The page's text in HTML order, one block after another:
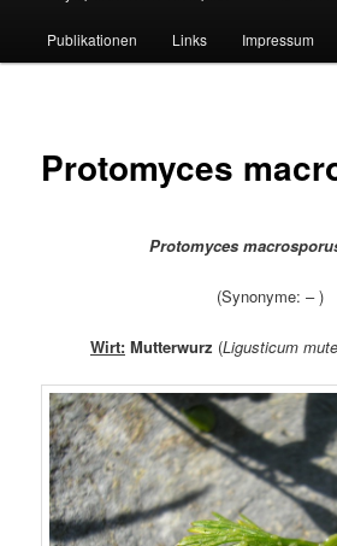
Publikationen Links Impressum
Protomyces
Protomyces
(Synonyme: – )
Wirt: Mutterwurz (Ligusticum